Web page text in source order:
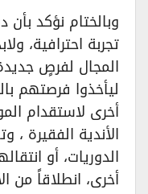
وبالختام نؤكد بأن
تجربة احترافية،
المجال لفرصٍ جديدة
ليأخذوا فرصتهم
أخرى لاستقدام
الأندية الفقيرة
الدوريات، أو
أخرى، انطلاقاً من